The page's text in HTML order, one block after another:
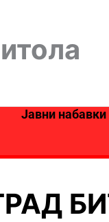
Јавни набавки